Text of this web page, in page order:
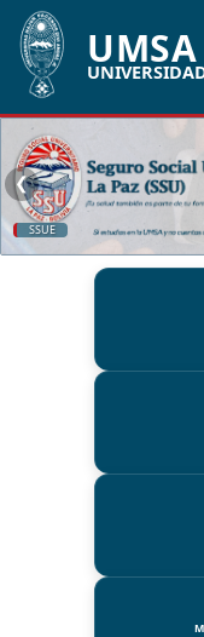
UMSA
SSUE
❮